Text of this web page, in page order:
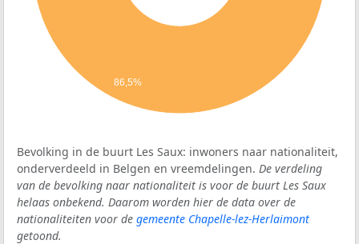
86,5%
Bevolking in de buurt Les Saux: inwoners naar nationaliteit,
onderverdeeld in Belgen en vreemdelingen. De verdeling
van de bevolking naar nationaliteit is voor de buurt Les Saux
helaas onbekend. Daarom worden hier de data over de
nationaliteiten voor de gemeente Chapelle-lez-Herlaimont
getoond.